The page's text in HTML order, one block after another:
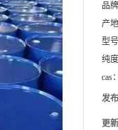
品
产
型
纯
cas
发
更